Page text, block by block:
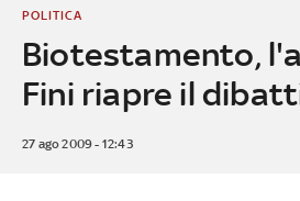
Biotestamento,
Fini riapre il
POLITICA
27 ago 2009 - 12:43